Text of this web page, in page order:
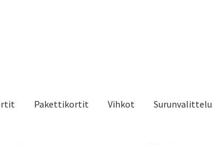
Pakettikortit Vihkot Surunvalittelu